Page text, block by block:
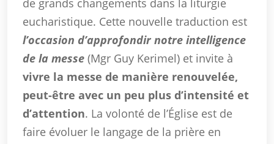
de grands changements dans la liturgie
eucharistique. Cette nouvelle traduction est
l’occasion d’approfondir notre intelligence
de la messe (Mgr Guy Kerimel) et invite à
vivre la messe de manière renouvelée,
peut-être avec un peu plus d’intensité et
d’attention. La volonté de l’Église est de
faire évoluer le langage de la prière en